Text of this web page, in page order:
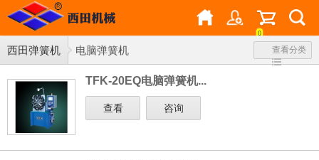
0
西田弹簧机 电脑弹簧机 查看分类
TFK-20EQ电脑弹簧机...
查看 咨询